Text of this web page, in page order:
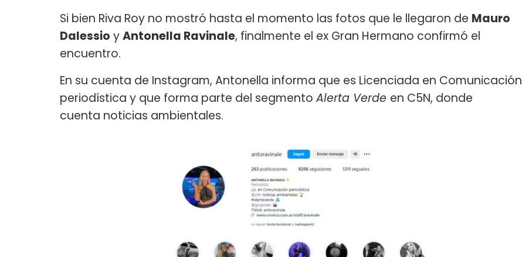
Si bien Riva Roy no mostró hasta el momento las fotos que le llegaron de Mauro
Dalessio yAntonella Ravinale, finalmente el ex Gran Hermano confirmó el
encuentro.
En su cuenta de Instagram, Antonella informa que es Licenciada en Comunicación
periodística y que forma parte del segmentoAlerta Verde en C5N, donde
cuenta noticias ambientales.